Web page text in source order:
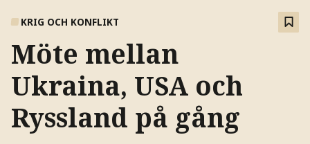
KRIG OCH KONFLIKT
Möte mellan
Ukraina, USA och
Ryssland på gång